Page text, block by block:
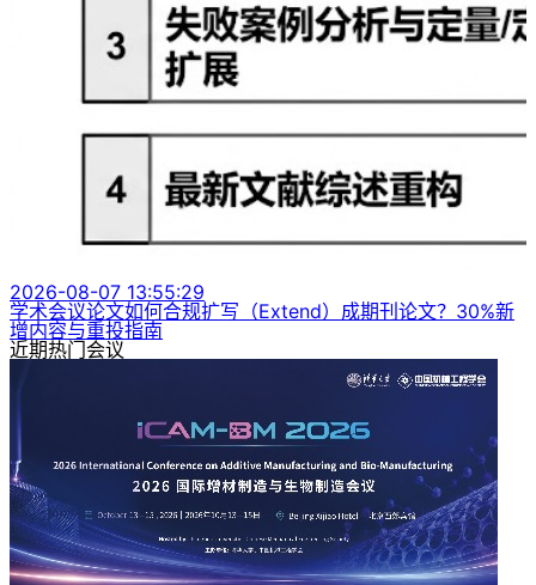
2026-08-07 13:55:29
学术会议论文如何合规扩写（Extend）成期刊论文？30%新
增内容与重投指南
近期热门会议